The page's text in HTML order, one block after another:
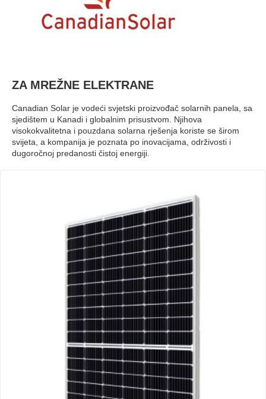
ZA MREŽNE ELEKTRANE
Canadian Solar je vodeći svjetski proizvođač solarnih panela, sa
sjedištem u Kanadi i globalnim prisustvom. Njihova
visokokvalitetna i pouzdana solarna rješenja koriste se širom
svijeta, a kompanija je poznata po inovacijama, održivosti i
dugoročnoj predanosti čistoj energiji.